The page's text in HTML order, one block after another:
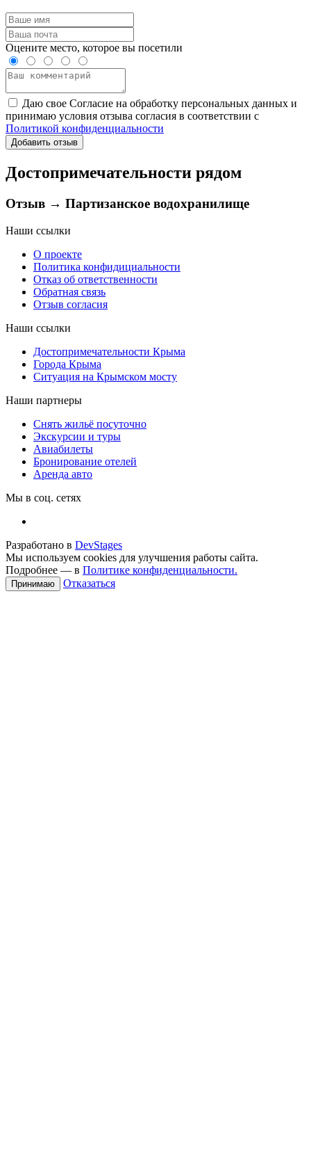
Оцените место, которое вы посетили
Даю свое Согласие на обработку персональных данных и
принимаю условия отзыва согласия в соответствии с
Политикой конфиденциальности
Добавить отзыв
Достопримечательности рядом
Отзыв → Партизанское водохранилище
Наши ссылки
О проекте
Политика конфидициальности
Отказ об ответственности
Обратная связь
Отзыв согласия
Наши ссылки
Достопримечательности Крыма
Города Крыма
Ситуация на Крымском мосту
Наши партнеры
Снять жильё посуточно
Экскурсии и туры
Авиабилеты
Бронирование отелей
Аренда авто
Мы в соц. сетях
Разработано в DevStages
Мы используем cookies для улучшения работы сайта.
Подробнее — в Политике конфиденциальности.
Принимаю Отказаться